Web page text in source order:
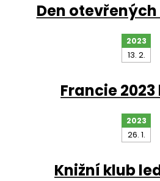
Den otevřených
2023
13. 2.
Francie
2023
26. 1.
Knižní klub